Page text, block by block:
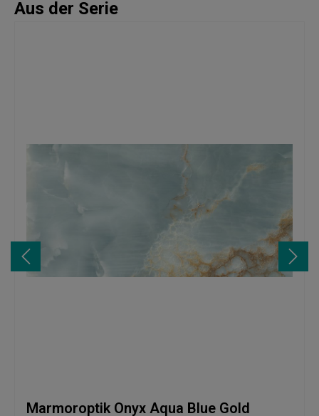
Aus der Serie
Marmoroptik Onyx Aqua Blue Gold